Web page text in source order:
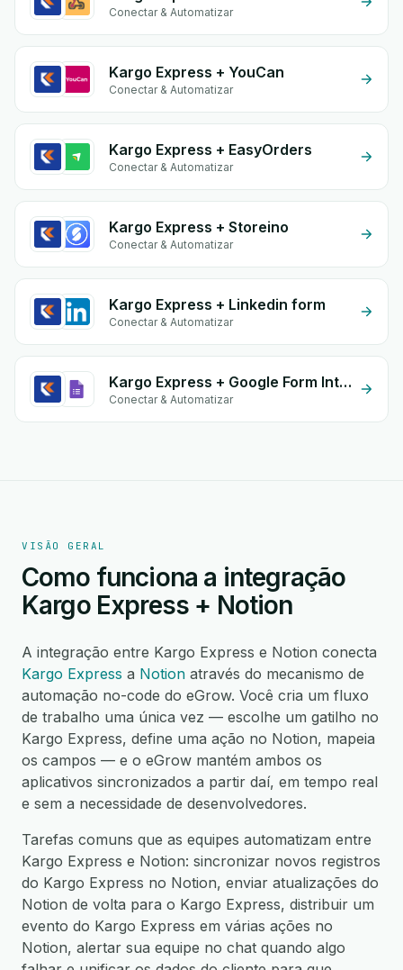
Conectar & Automatizar
Kargo Express + YouCan
Conectar & Automatizar
Kargo Express + EasyOrders
Conectar & Automatizar
Kargo Express + Storeino
Conectar & Automatizar
Kargo Express + Linkedin form
Conectar & Automatizar
Kargo Express + Google Form Integration
Conectar & Automatizar
VISÃO GERAL
Como funciona a integração
Kargo Express + Notion
A integração entre Kargo Express e Notion conecta
Kargo Express a Notion através do mecanismo de
automação no-code do eGrow. Você cria um fluxo
de trabalho uma única vez — escolhe um gatilho no
Kargo Express, define uma ação no Notion, mapeia
os campos — e o eGrow mantém ambos os
aplicativos sincronizados a partir daí, em tempo real
e sem a necessidade de desenvolvedores.
Tarefas comuns que as equipes automatizam entre
Kargo Express e Notion: sincronizar novos registros
do Kargo Express no Notion, enviar atualizações do
Notion de volta para o Kargo Express, distribuir um
evento do Kargo Express em várias ações no
Notion, alertar sua equipe no chat quando algo